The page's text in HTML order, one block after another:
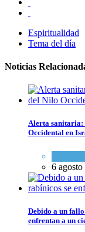
Espiritualidad
Tema del día
Noticias
Alerta sanitaria:
Occidental en
6
Debido a un
enfrentan a un